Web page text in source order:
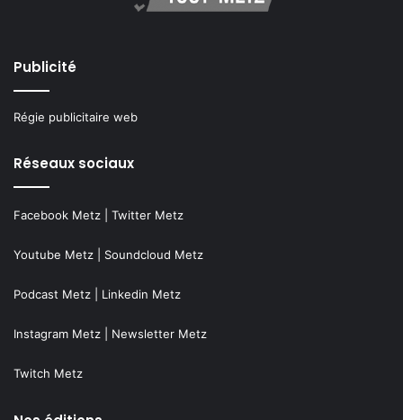
Publicité
Régie publicitaire web
Réseaux sociaux
Facebook Metz Twitter Metz
Youtube Metz Soundcloud Metz
Podcast Metz Linkedin Metz
Instagram Metz Newsletter Metz
Twitch Metz